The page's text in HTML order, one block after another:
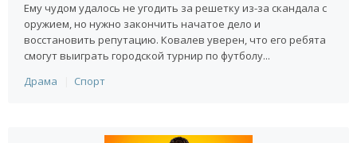
Ему чудом удалось не угодить за решетку из-за скандала с
оружием, но нужно закончить начатое дело и
восстановить репутацию. Ковалев уверен, что его ребята
смогут выиграть городской турнир по футболу...
Драма
Спорт